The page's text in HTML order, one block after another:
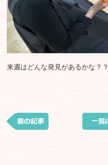
来週はどんな発見があるかな？？